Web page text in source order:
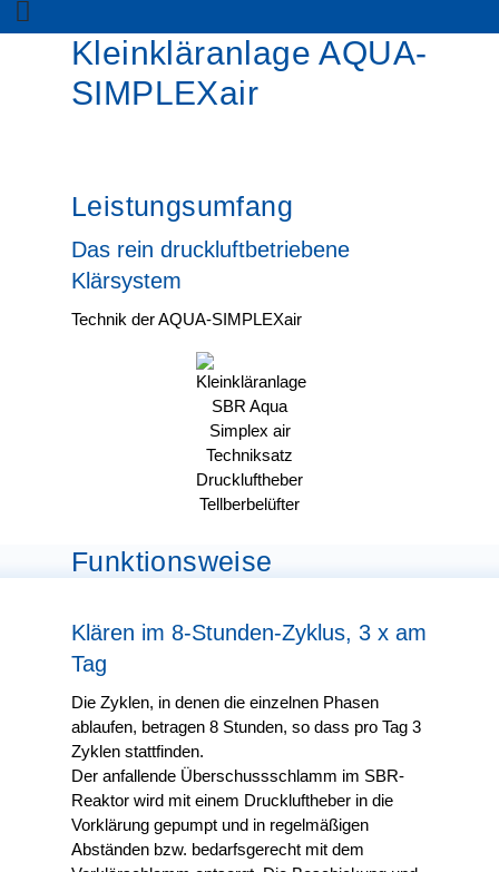
Kleinkläranlage AQUA-
SIMPLEXair
Leistungsumfang
Das rein druckluftbetriebene
Klärsystem
Technik der AQUA-SIMPLEXair
Funktionsweise
Klären im 8-Stunden-Zyklus, 3 x am
Tag
Die Zyklen, in denen die einzelnen Phasen
ablaufen, betragen 8 Stunden, so dass pro Tag 3
Zyklen stattfinden.
Der anfallende Überschussschlamm im SBR-
Reaktor wird mit einem Druckluftheber in die
Vorklärung gepumpt und in regelmäßigen
Abständen bzw. bedarfsgerecht mit dem